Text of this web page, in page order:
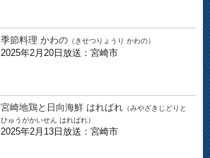
季節料理 かわの （きせつりょうり かわの）
2025年2月20日放送：宮崎市
宮崎地鶏と日向海鮮 はればれ （みやざきじどりと
ひゅうがかいせん はればれ）
2025年2月13日放送：宮崎市